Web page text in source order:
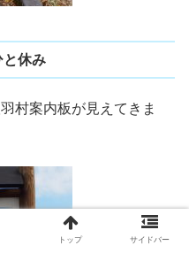
休み
村案内板が見えてきま
トップ サイドバー